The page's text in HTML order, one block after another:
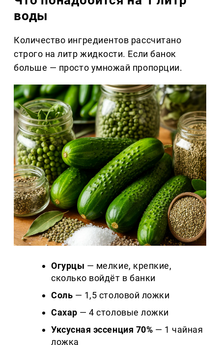
воды
Количество ингредиентов рассчитано
строго на литр жидкости. Если банок
больше — просто умножай пропорции.
Огурцы — мелкие, крепкие,
сколько войдёт в банки
Соль — 1,5 столовой ложки
Сахар — 4 столовые ложки
Уксусная эссенция 70% — 1 чайная
ложка